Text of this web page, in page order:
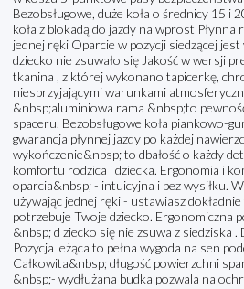
Bezobsługowe, duże koła o średnicy 15 i
koła z blokadą do jazdy na wprost Płynna
jednej ręki Oparcie w pozycji siedzącej
dziecko nie zsuwało się Jakość w wersji
tkanina , z której wykonano tapicerkę,
niesprzyjającymi warunkami
&nbsp;aluminiowa rama &nbsp;to
spaceru. Bezobsługowe koła piankowo-
gwarancja płynnej jazdy po każdej
wykończenie&nbsp; to dbałość o każdy
komfortu rodzica i dziecka. Ergonomia i
oparcia&nbsp; - intuicyjna i bez wysiłku.
używając jednej ręki - ustawiasz
potrzebuje Twoje dziecko. Ergonomiczna
&nbsp; d ziecko się nie zsuwa z siedziska
Pozycja leżąca to pełna wygoda na sen
Całkowita&nbsp; długość powierzchni
&nbsp;- wydłużana budka pozwala na